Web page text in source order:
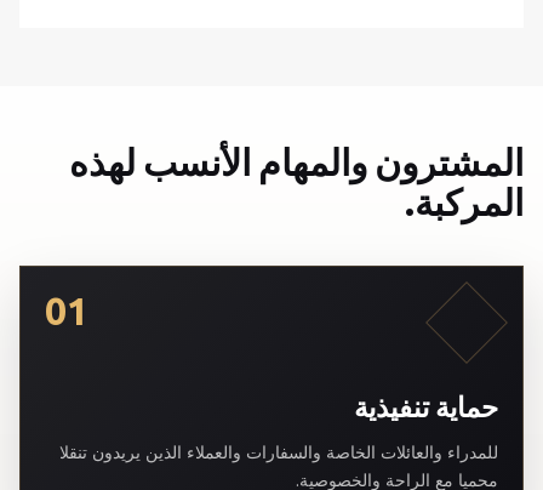
المشترون والمهام الأنسب لهذه
المركبة.
01
حماية تنفيذية
للمدراء والعائلات الخاصة والسفارات والعملاء الذين يريدون تنقلا
محميا مع الراحة والخصوصية.